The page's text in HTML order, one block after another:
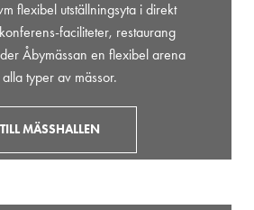
flexibel utställningsyta i direkt
faciliteter, restaurang
Åbymässan en flexibel arena
typer av mässor.
TILL MÄSSHALLEN